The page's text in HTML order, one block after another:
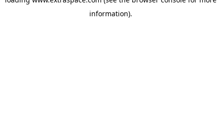
information).